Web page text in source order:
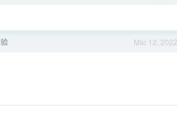
Mar 12, 2022